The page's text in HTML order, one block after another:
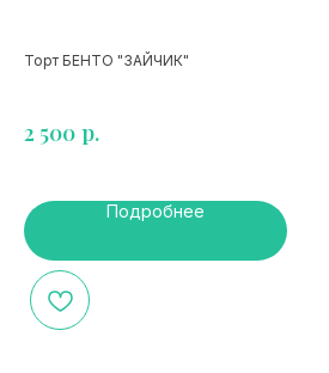
Торт БЕНТО "ЗАЙЧИК"
2 500 р.
Подробнее